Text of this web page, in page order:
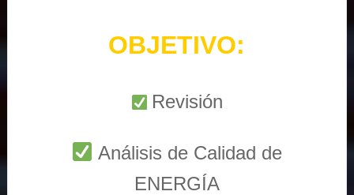
OBJETIVO:
Revisión
Análisis de Calidad de
ENERGÍA